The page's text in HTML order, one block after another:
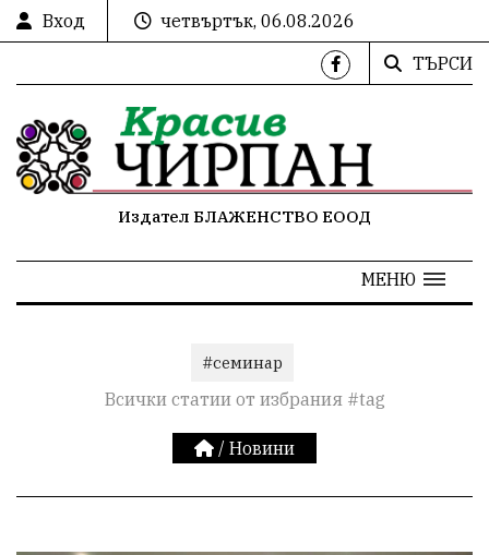
Вход
четвъртък, 06.08.2026
ТЪРСИ
Издател БЛАЖЕНСТВО ЕООД
МЕНЮ
#семинар
Всички статии от избрания #tag
/ Новини